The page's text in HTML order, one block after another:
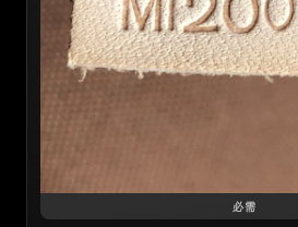
必需